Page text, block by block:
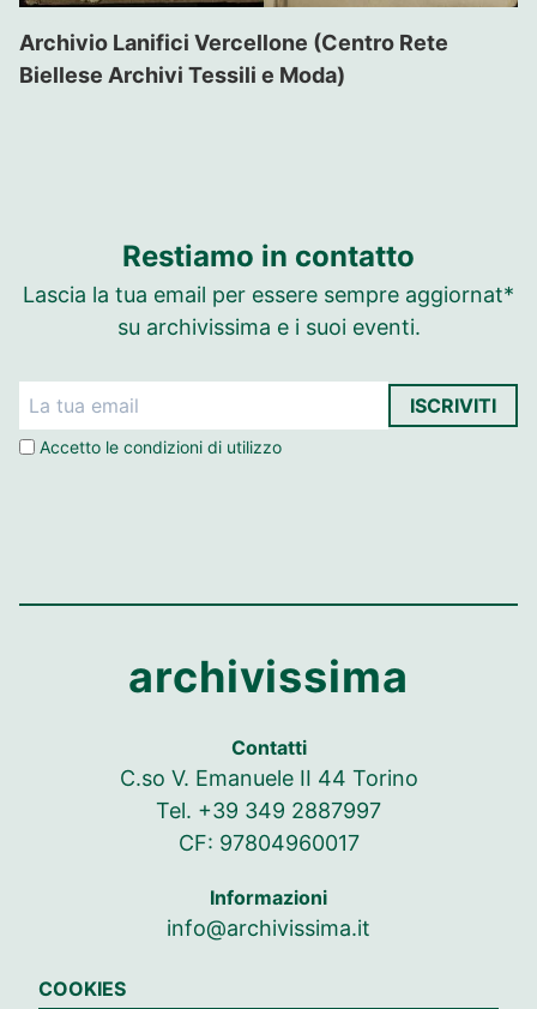
Archivio Lanifici Vercellone (Centro Rete
Biellese Archivi Tessili e Moda)
Restiamo in contatto
Lascia la tua email per essere sempre aggiornat*
su archivissima e i suoi eventi.
Accetto le condizioni di utilizzo
ISCRIVITI
archivissima
Contatti
C.so V. Emanuele II 44 Torino
Tel. +39 349 2887997
CF: 97804960017
Informazioni
info@archivissima.it
COOKIES